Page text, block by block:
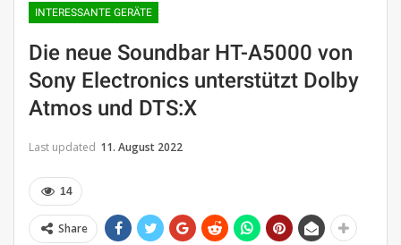
INTERESSANTE GERÄTE
Die neue Soundbar HT-A5000 von
Sony Electronics unterstützt Dolby
Atmos und DTS:X
Last updated 11. August 2022
14
Share